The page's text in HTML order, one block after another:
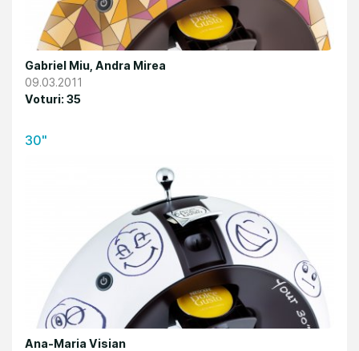
Gabriel Miu, Andra Mirea
09.03.2011
Voturi: 35
30"
Ana-Maria Visian